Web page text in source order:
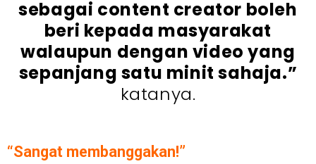
sebagai content creator boleh
beri kepada masyarakat
walaupun dengan video yang
sepanjang satu minit sahaja.”
katanya.
“Sangat membanggakan!”